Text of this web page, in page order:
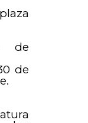
de
de